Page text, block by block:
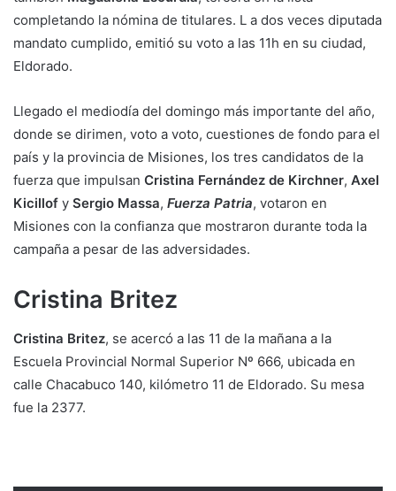
completando la nómina de titulares. L a dos veces diputada
mandato cumplido, emitió su voto a las 11h en su ciudad,
Eldorado.
Llegado el mediodía del domingo más importante del año,
donde se dirimen, voto a voto, cuestiones de fondo para el
país y la provincia de Misiones, los tres candidatos de la
fuerza que impulsan Cristina Fernández de Kirchner, Axel
Kicillof y Sergio Massa, Fuerza Patria, votaron en
Misiones con la confianza que mostraron durante toda la
campaña a pesar de las adversidades.
Cristina Britez
Cristina Britez, se acercó a las 11 de la mañana a la
Escuela Provincial Normal Superior Nº 666, ubicada en
calle Chacabuco 140, kilómetro 11 de Eldorado. Su mesa
fue la 2377.